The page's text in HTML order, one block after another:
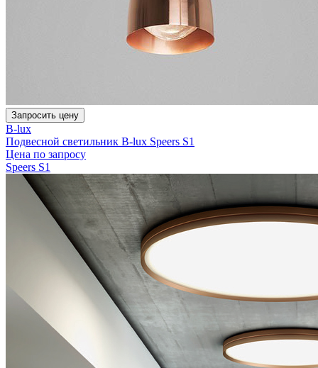
Запросить цену
B-lux
Подвесной светильник B-lux Speers S1
Цена по запросу
Speers S1